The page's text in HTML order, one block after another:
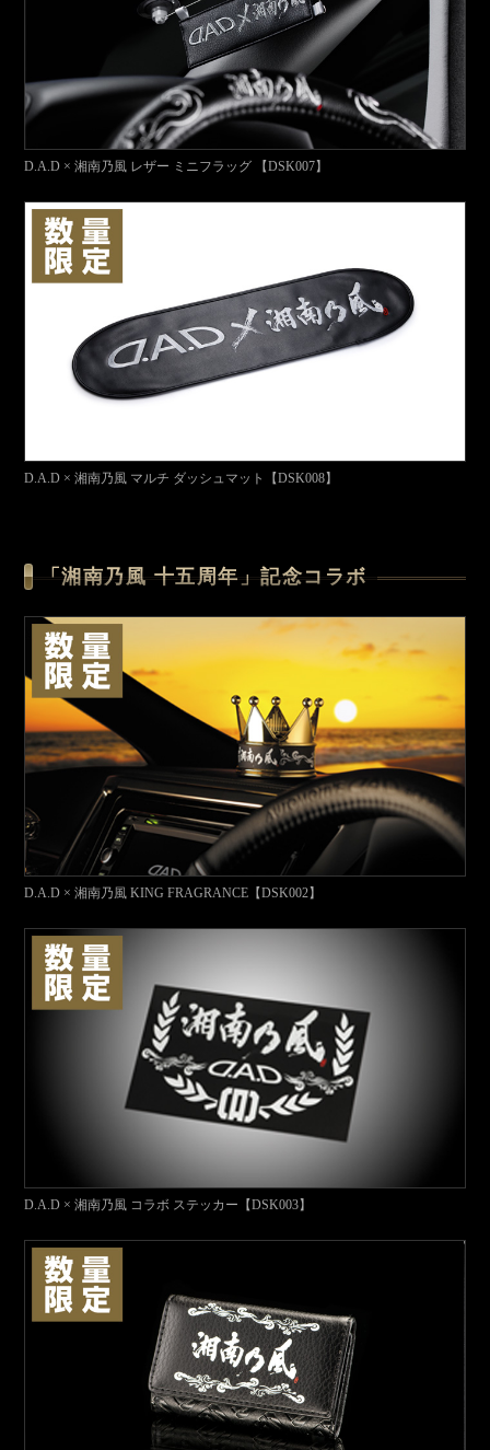
D.A.D × 湘南乃風 レザー ミニフラッグ 【DSK007】
D.A.D × 湘南乃風 マルチ ダッシュマット【DSK008】
「湘南乃風 十五周年」記念コラボ
D.A.D × 湘南乃風 KING FRAGRANCE【DSK002】
D.A.D × 湘南乃風 コラボ ステッカー【DSK003】